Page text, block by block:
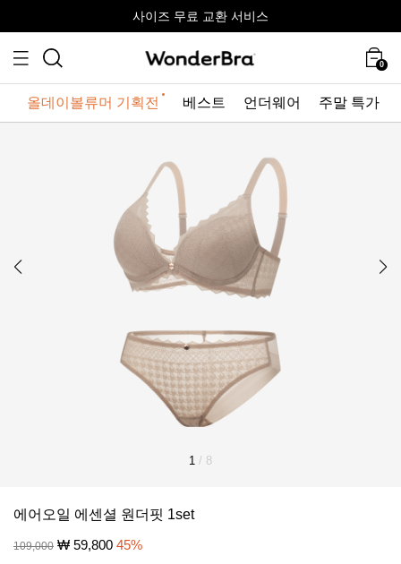
사이즈 무료 교환 서비스
올데이볼류머 기획전최대 10% 할인 쿠폰 + 사은품 증정
사이즈 무료 교환 서비스
올데이볼류머 기획전
0
올데이볼류머 기획전 베스트 언더웨어 주말 특가
1 / 8
에어오일 에센셜 원더핏 1set
109,000 ₩ 59,800 45%